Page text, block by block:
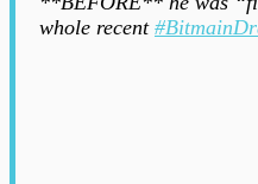
whole recent